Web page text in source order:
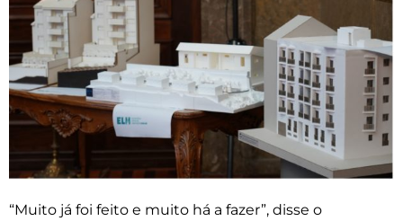
“Muito já foi feito e muito há a fazer”, disse o